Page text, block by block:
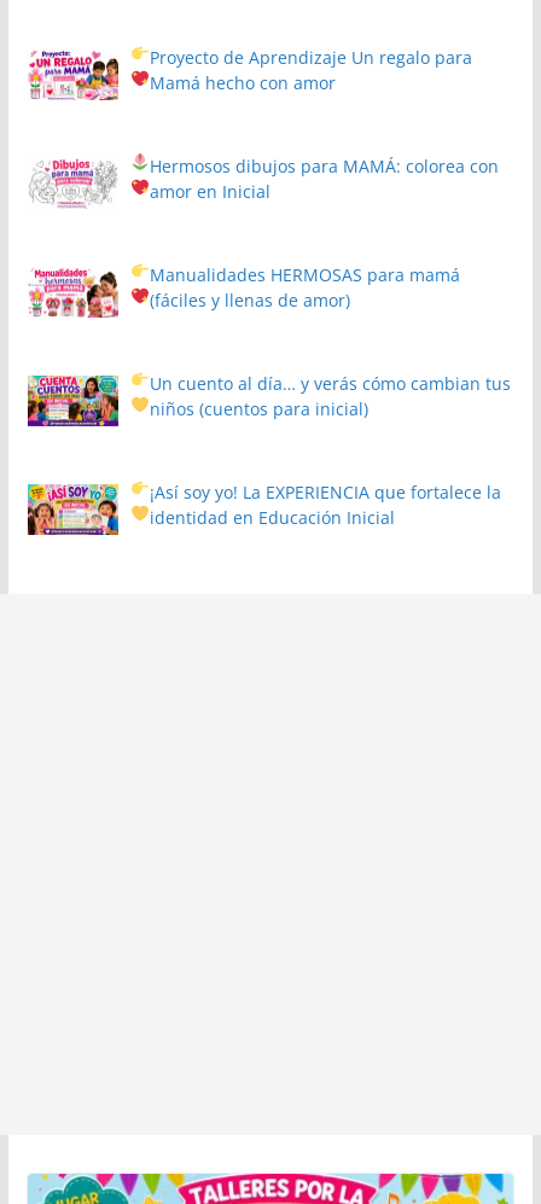
Proyecto de Aprendizaje Un regalo para
Mamá hecho con amor
Hermosos dibujos para MAMÁ: colorea con
amor en Inicial
Manualidades HERMOSAS para mamá
(fáciles y llenas de amor)
Un cuento al día… y verás cómo cambian tus
niños(cuentos para inicial)
¡Así soy yo! La EXPERIENCIA que fortalece la
identidad en Educación Inicial